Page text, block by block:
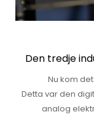
Den tredje
Nu kom
Detta var den
analog